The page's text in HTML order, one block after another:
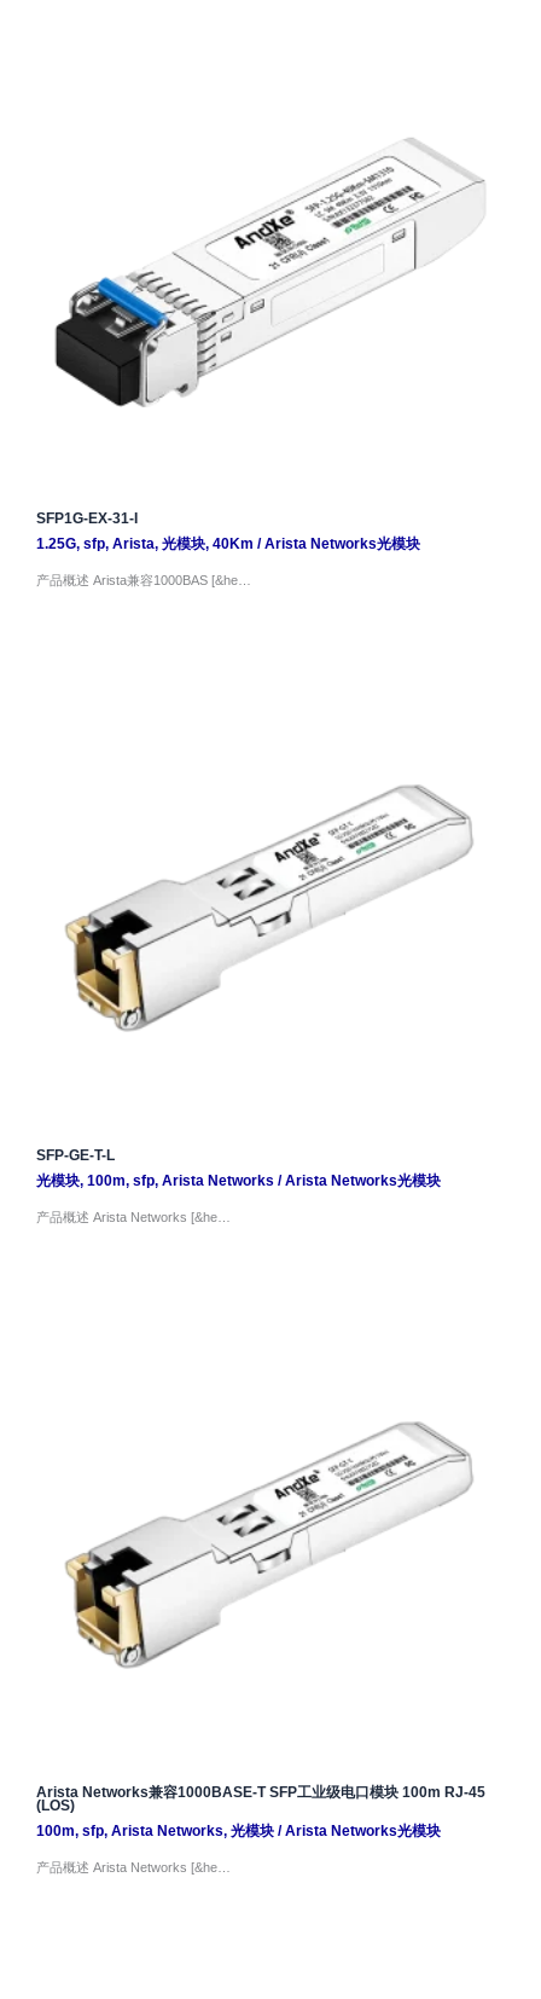
SFP1G-EX-31-I
1.25G, sfp, Arista, 光模块, 40Km /Arista Networks光模块
产品概述 Arista兼容1000BAS [&he…
SFP-GE-T-L
光模块, 100m, sfp, Arista Networks /Arista Networks光模块
产品概述 Arista Networks [&he…
Arista Networks兼容1000BASE-T SFP工业级电口模块 100m RJ-45
(LOS)
100m, sfp, Arista Networks, 光模块/Arista Networks光模块
产品概述 Arista Networks [&he…